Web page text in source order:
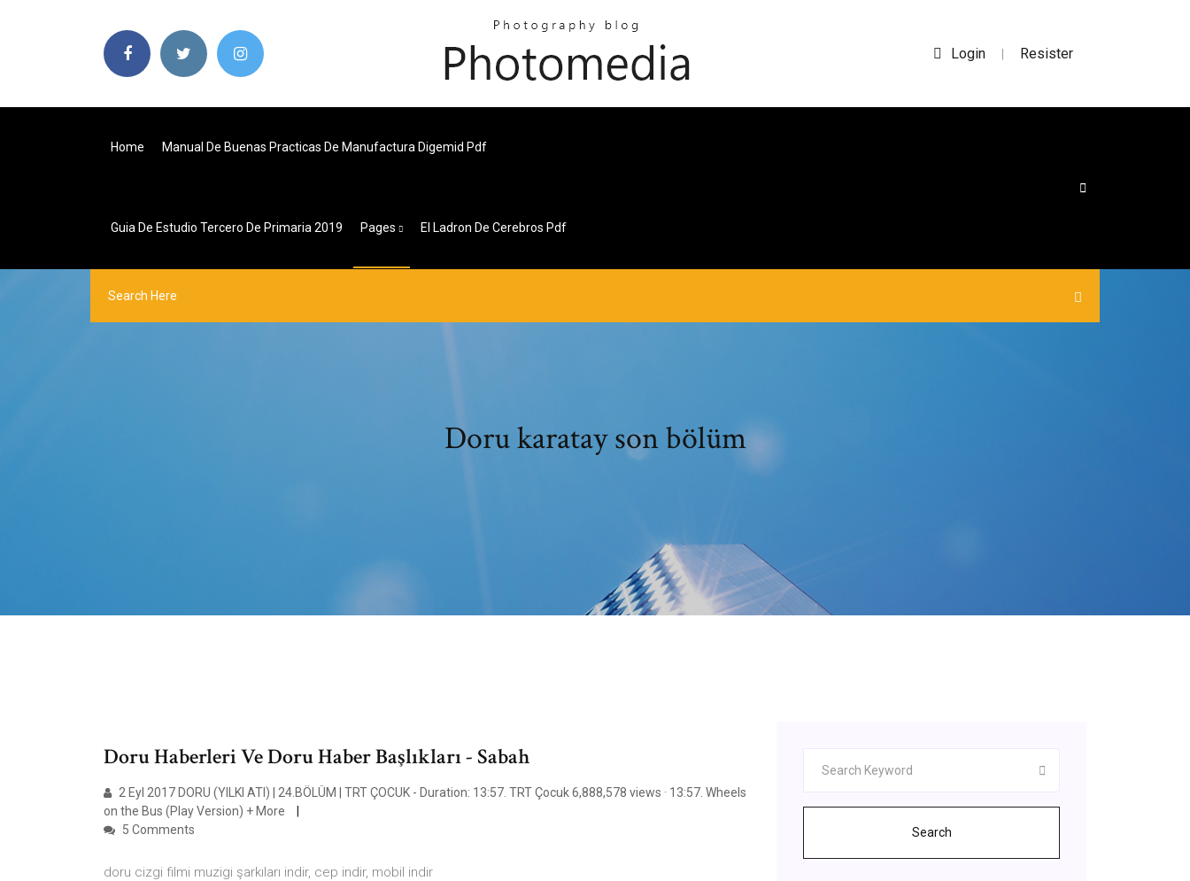
Login | Resister
Home Manual De Buenas Practicas De Manufactura Digemid Pdf
Guia De Estudio Tercero De Primaria 2019 Pages El Ladron De Cerebros Pdf
Doru karatay son bölüm
Doru Haberleri Ve Doru Haber Başlıkları - Sabah
2 Eyl 2017 DORU (YILKI ATI) | 24.BÖLÜM | TRT ÇOCUK - Duration: 13:57. TRT Çocuk 6,888,578 views · 13:57. Wheels
on the Bus (Play Version) + More
5 Comments
doru cizgi filmi muzigi şarkıları indir, cep indir, mobil indir
Search